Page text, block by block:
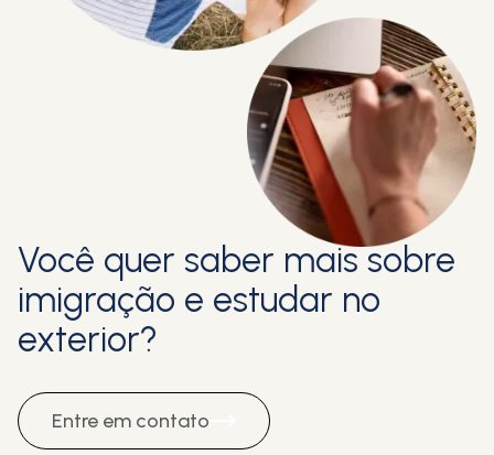
Você quer saber mais sobre
imigração e estudar no
exterior?
Entre em contato